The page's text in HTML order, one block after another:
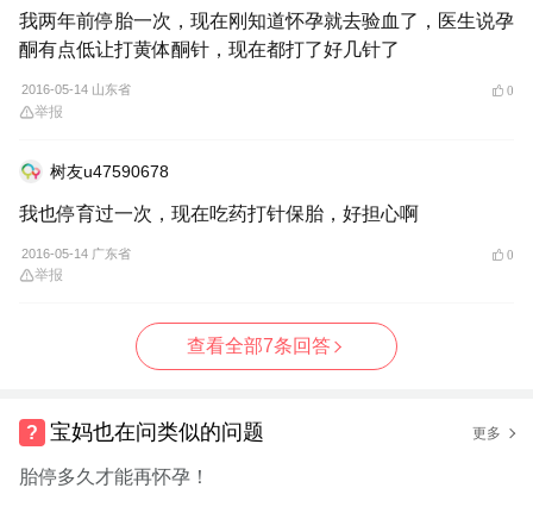
我两年前停胎一次，现在刚知道怀孕就去验血了，医生说孕
酮有点低让打黄体酮针，现在都打了好几针了
2016-05-14 山东省 0
举报
树友u47590678
我也停育过一次，现在吃药打针保胎，好担心啊
2016-05-14 广东省 0
举报
查看全部7条回答
宝妈也在问类似的问题 更多
胎停多久才能再怀孕！